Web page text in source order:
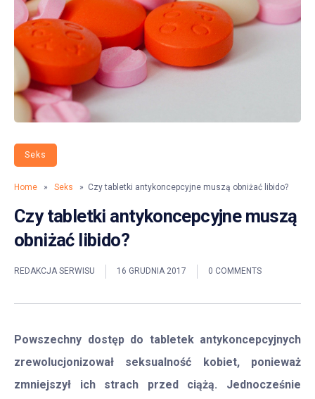
Seks
Home » Seks » Czy tabletki antykoncepcyjne muszą obniżać libido?
Czy tabletki antykoncepcyjne muszą
obniżać libido?
REDAKCJA SERWISU 16 GRUDNIA 2017 0 COMMENTS
Powszechny dostęp do tabletek antykoncepcyjnych
zrewolucjonizował seksualność kobiet, ponieważ
zmniejszył ich strach przed ciążą. Jednocześnie